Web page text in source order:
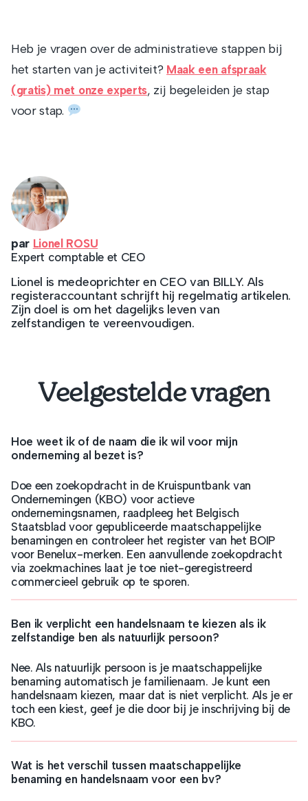
Heb je vragen over de administratieve stappen bij
het starten van je activiteit? Maak een afspraak
(gratis) met onze experts, zij begeleiden je stap
voor stap.
par Lionel ROSU
Expert comptable et CEO
Lionel is medeoprichter en CEO van BILLY. Als
registeraccountant schrijft hij regelmatig artikelen.
Zijn doel is om het dagelijks leven van
zelfstandigen te vereenvoudigen.
Veelgestelde vragen
Hoe weet ik of de naam die ik wil voor mijn
onderneming al bezet is?
Doe een zoekopdracht in de Kruispuntbank van
Ondernemingen (KBO) voor actieve
ondernemingsnamen, raadpleeg het Belgisch
Staatsblad voor gepubliceerde maatschappelijke
benamingen en controleer het register van het BOIP
voor Benelux-merken. Een aanvullende zoekopdracht
via zoekmachines laat je toe niet-geregistreerd
commercieel gebruik op te sporen.
Ben ik verplicht een handelsnaam te kiezen als ik
zelfstandige ben als natuurlijk persoon?
Nee. Als natuurlijk persoon is je maatschappelijke
benaming automatisch je familienaam. Je kunt een
handelsnaam kiezen, maar dat is niet verplicht. Als je er
toch een kiest, geef je die door bij je inschrijving bij de
KBO.
Wat is het verschil tussen maatschappelijke
benaming en handelsnaam voor een bv?